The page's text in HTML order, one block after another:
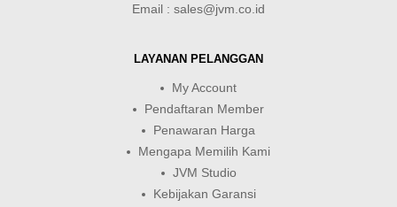
Email : sales@jvm.co.id
LAYANAN PELANGGAN
My Account
Pendaftaran Member
Penawaran Harga
Mengapa Memilih Kami
JVM Studio
Kebijakan Garansi